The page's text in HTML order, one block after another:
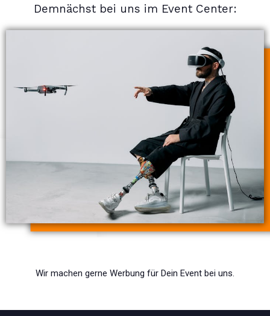
Demnächst bei uns im Event Center:
Wir machen gerne Werbung für Dein Event bei uns.